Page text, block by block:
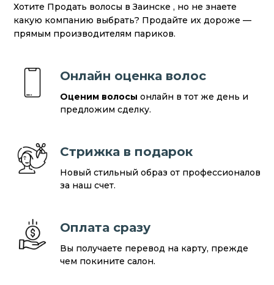
Хотите Продать волосы в Заинске , но не знаете
какую компанию выбрать? Продайте их дороже —
прямым производителям париков.
Онлайн оценка волос
Оценим волосы онлайн в тот же день и
предложим сделку.
Стрижка в подарок
Новый стильный образ от профессионалов
за наш счет.
Оплата сразу
Вы получаете перевод на карту, прежде
чем покините салон.